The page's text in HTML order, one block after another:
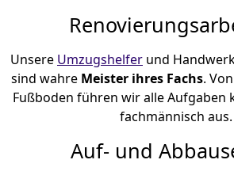
Unsere Umzugshelfer und
sind wahre Meister ihres Fachs.
Fußboden führen wir alle Aufgaben
fachmännisch aus.
Auf- und